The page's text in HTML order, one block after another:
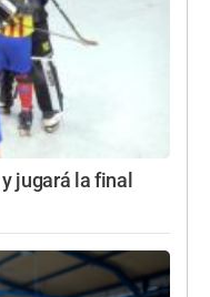
jugará la final